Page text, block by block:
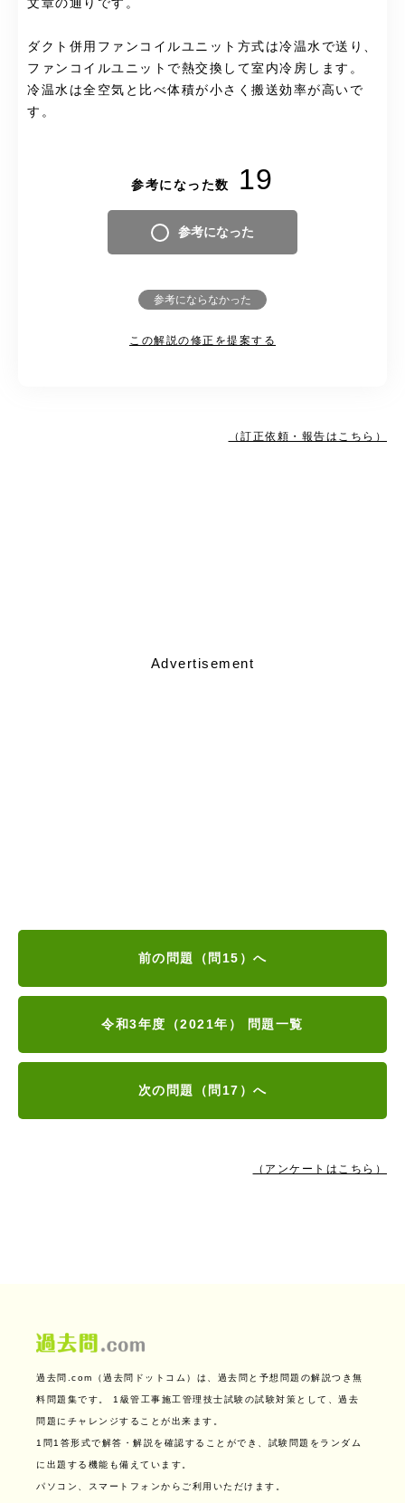
文章の通りです。
ダクト併用ファンコイルユニット方式は冷温水で送り、
ファンコイルユニットで熱交換して室内冷房します。
冷温水は全空気と比べ体積が小さく搬送効率が高いで
す。
参考になった数 19
参考になった
参考にならなかった
この解説の修正を提案する
（訂正依頼・報告はこちら）
Advertisement
前の問題（問15）へ
令和3年度（2021年） 問題一覧
次の問題（問17）へ
（アンケートはこちら）
過去問.com（過去問ドットコム）は、過去問と予想問題の解説つき無
料問題集です。 1級管工事施工管理技士試験の試験対策として、過去
問題にチャレンジすることが出来ます。
1問1答形式で解答・解説を確認することができ、試験問題をランダム
に出題する機能も備えています。
パソコン、スマートフォンからご利用いただけます。